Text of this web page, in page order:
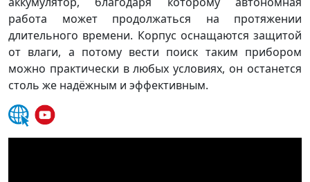
работа может продолжаться на протяжении
длительного времени. Корпус оснащаются защитой
от влаги, а потому вести поиск таким прибором
можно практически в любых условиях, он останется
столь же надёжным и эффективным.